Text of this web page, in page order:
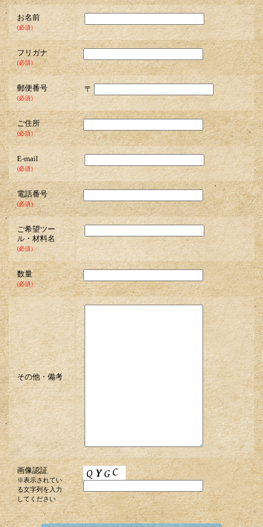
お名前
(必須）
フリガナ
(必須）
郵便番号
(必須）
〒
ご住所
(必須）
E-mail
(必須）
電話番号
(必須）
ご希望ツー
ル・材料名
(必須）
数量
(必須）
その他・備考
画像認証
※表示されてい
る文字列を入力
してください